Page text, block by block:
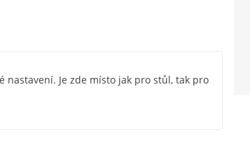
nastavení. Je zde místo jak pro stůl, tak pro